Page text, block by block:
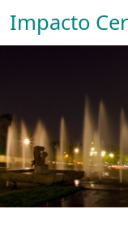
Impacto